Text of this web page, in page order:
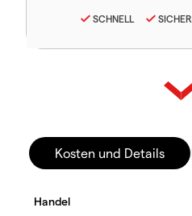
SCHNELL SICHER
Kosten und Details